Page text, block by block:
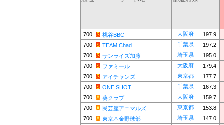
700 桃谷BBC 大阪府
197.9
700
TEAM Chad 千葉県
197.2
700
サンライズ加藤 埼玉県
195.0
700
ファミール 大阪府
179.4
700
アイチャンズ 東京都
177.7
700
ONE SHOT 千葉県
167.3
700
葵クラブ 大阪府
159.7
700
民芸座アニマルズ 東京都
153.8
700
東京基金野球部 埼玉県
147.0